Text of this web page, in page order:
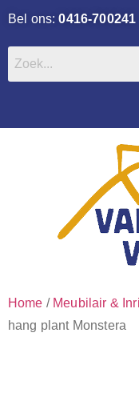
Bel ons:0416-700241
Home / Meubilair &
hang plant Monstera